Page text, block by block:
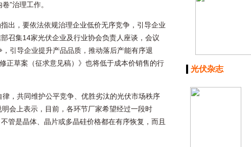
”治理工作。
出，要依法依规治理企业低价无序竞争，引导企业
召集14家光伏企业及行业协会负责人座谈，会议
引导企业提升产品品质，推动落后产能有序退
正草案（征求意见稿）》也将低于成本价销售的行
，共同维护公平竞争、优胜劣汰的光伏市场秩序
会上表示，目前，各环节厂家希望经过一段时
管是晶体、晶片或多晶硅价格都在有序恢复，而且
光伏杂志